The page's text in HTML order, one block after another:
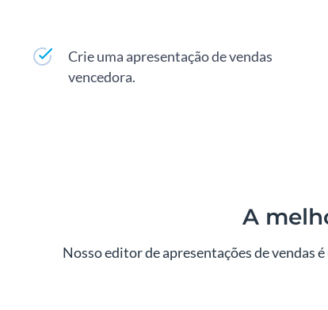
Crie uma apresentação de vendas
vencedora.
A
Nosso editor de apresentações de vendas